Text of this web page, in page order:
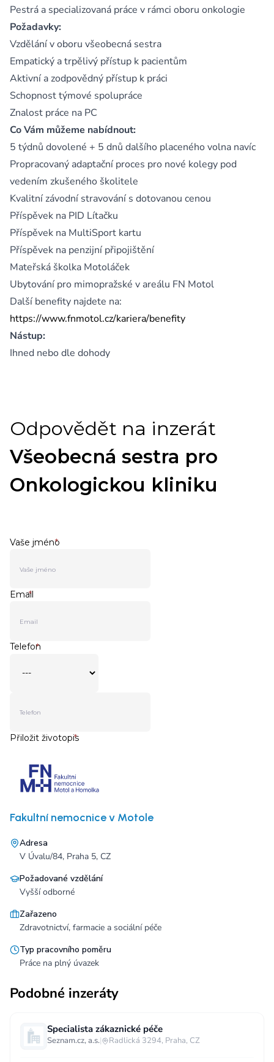
Pestrá a specializovaná práce v rámci oboru onkologie
Požadavky:
Vzdělání v oboru všeobecná sestra
Empatický a trpělivý přístup k pacientům
Aktivní a zodpovědný přístup k práci
Schopnost týmové spolupráce
Znalost práce na PC
Co Vám můžeme nabídnout:
5 týdnů dovolené + 5 dnů dalšího placeného volna navíc
Propracovaný adaptační proces pro nové kolegy pod
vedením zkušeného školitele
Kvalitní závodní stravování s dotovanou cenou
Příspěvek na PID Lítačku
Příspěvek na MultiSport kartu
Příspěvek na penzijní připojištění
Mateřská školka Motoláček
Ubytování pro mimopražské v areálu FN Motol
Další benefity najdete na:
https://www.fnmotol.cz/kariera/benefity
Nástup:
Ihned nebo dle dohody
Fakultní nemocnice v Motole
Adresa
V Úvalu/84, Praha 5, CZ
Požadované vzdělání
Vyšší odborné
Zařazeno
Zdravotnictví, farmacie a sociální péče
Typ pracovního poměru
Práce na plný úvazek
Podobné inzeráty
Specialista zákaznické péče
Seznam.cz, a.s.| Radlická 3294, Praha, CZ